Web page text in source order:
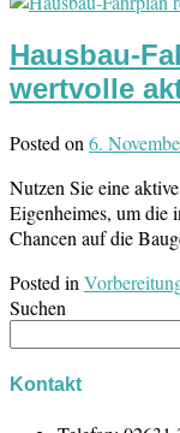
Hausbau-
wertvolle
Posted on 6.
Nutzen Sie eine
Eigenheimes, um die
Chancen auf die
Posted in
Suchen
Kontakt